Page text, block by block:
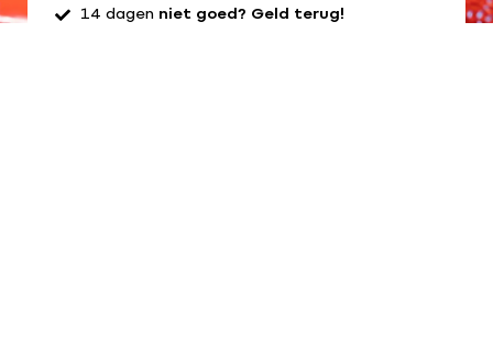
14 dagen niet goed? Geld terug!